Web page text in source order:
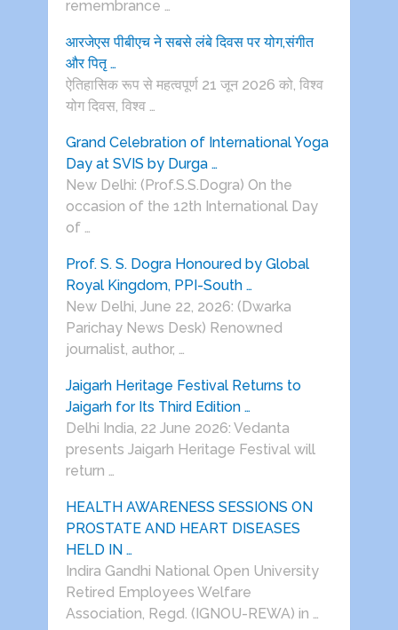
remembrance …
आरजेएस पीबीएच ने सबसे लंबे दिवस पर योग,संगीत
और पितृ …
ऐतिहासिक रूप से महत्वपूर्ण 21 जून 2026 को, विश्व
योग दिवस, विश्व …
Grand Celebration of International Yoga
Day at SVIS by Durga …
New Delhi: (Prof.S.S.Dogra) On the
occasion of the 12th International Day
of …
Prof. S. S. Dogra Honoured by Global
Royal Kingdom, PPI-South …
New Delhi, June 22, 2026: (Dwarka
Parichay News Desk) Renowned
journalist, author, …
Jaigarh Heritage Festival Returns to
Jaigarh for Its Third Edition …
Delhi India, 22 June 2026: Vedanta
presents Jaigarh Heritage Festival will
return …
HEALTH AWARENESS SESSIONS ON
PROSTATE AND HEART DISEASES
HELD IN …
Indira Gandhi National Open University
Retired Employees Welfare
Association, Regd. (IGNOU-REWA) in …